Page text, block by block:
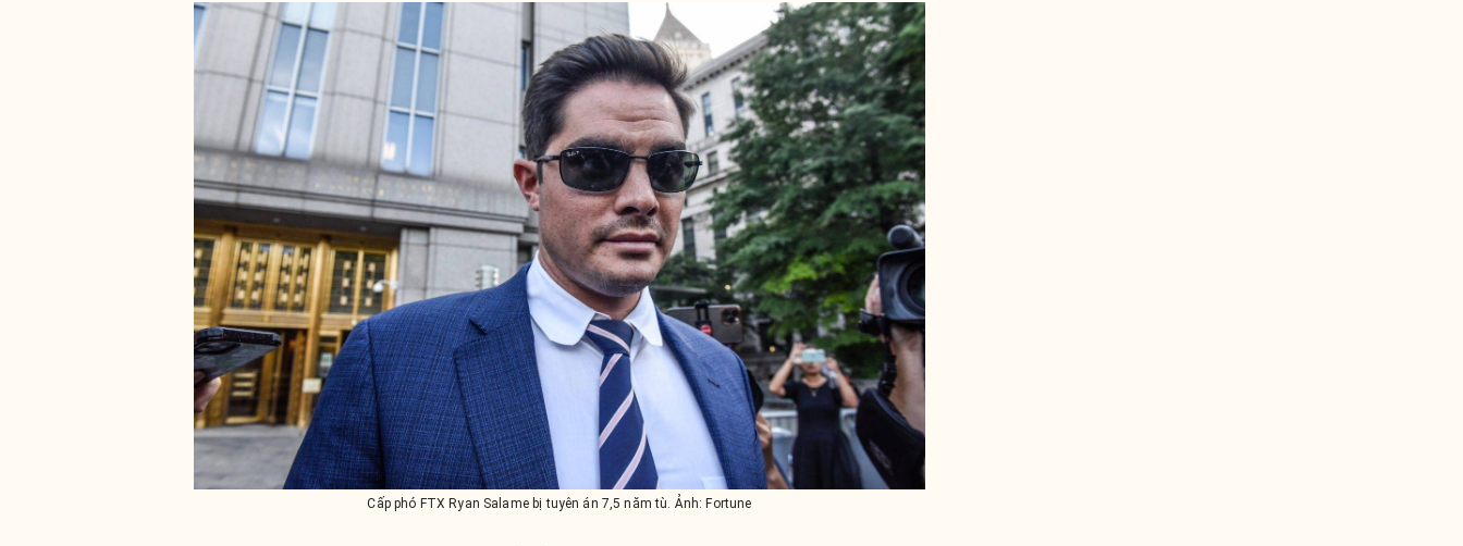
Cấp phó FTX Ryan Salame bị tuyên án 7,5 năm tù. Ảnh: Fortune